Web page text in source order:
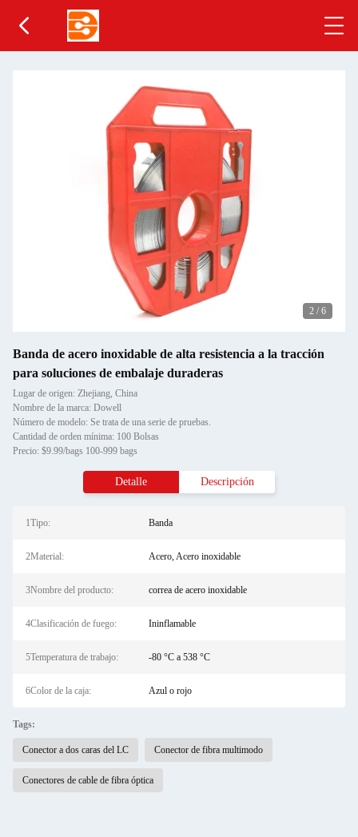
2 / 6
Banda de acero inoxidable de alta resistencia a la tracción
para soluciones de embalaje duraderas
Lugar de origen: Zhejiang, China
Nombre de la marca: Dowell
Número de modelo: Se trata de una serie de pruebas.
Cantidad de orden mínima: 100 Bolsas
Precio: $9.99/bags 100-999 bags
Detalle Descripción
1Tipo: Banda
2Material: Acero, Acero inoxidable
3Nombre del producto: correa de acero inoxidable
4Clasificación de fuego: Ininflamable
5Temperatura de trabajo: -80 °C a 538 °C
6Color de la caja: Azul o rojo
Tags:
Conector a dos caras del LC Conector de fibra multimodo
Conectores de cable de fibra óptica